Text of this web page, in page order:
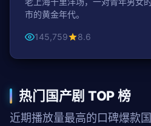
市的黄金年代。
145,759 8.6
热门国产剧 TOP 榜
近期播放量最高的口碑爆款